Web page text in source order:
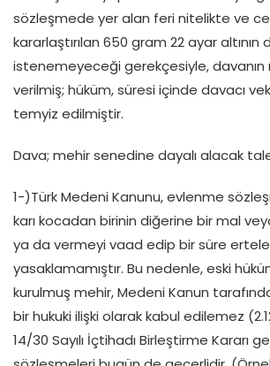
sözleşmede yer alan feri nitelikte ve
kararlaştırılan 650 gram 22 ayar
istenemeyeceği gerekçesiyle, davanın
verilmiş; hüküm, süresi içinde davacı
temyiz edilmiştir.
Dava; mehir senedine dayalı alacak
1-)Türk Medeni Kanunu, evlenme
karı kocadan birinin diğerine bir mal
ya da vermeyi vaad edip bir süre
yasaklamamıştır. Bu nedenle, eski
kurulmuş mehir, Medeni Kanun
bir hukuki ilişki olarak kabul edilemez
14/30 Sayılı İçtihadı Birleştirme Kararı